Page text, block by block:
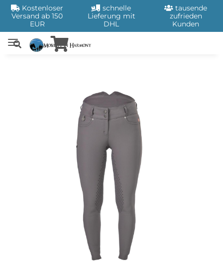
Kostenloser
Versand ab 150
EUR
schnelle
Lieferung mit
DHL
tausende
zufrieden
Kunden